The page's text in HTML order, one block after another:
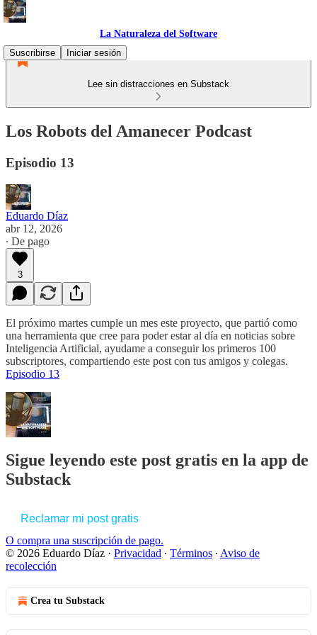
La Naturaleza del Software
Suscribirse
Iniciar sesión
Lee sin distracciones en Substack
Los Robots del Amanecer Podcast
Episodio 13
Eduardo Díaz
abr 12, 2026
∙ De pago
3
El próximo martes cumple un mes este proyecto, que partió como
una herramienta que cree para poder estar al día en noticias sobre
Inteligencia Artificial, ayudame a conseguir los primeros 100
subscriptores, compartiendo este post con tus amigos y colegas.
Episodio 13
Sigue leyendo este post gratis en la app de
Substack
Reclamar mi post gratis
O compra una suscripción de pago.
© 2026 Eduardo Díaz · Privacidad ∙ Términos ∙ Aviso de
recolección
Crea tu Substack